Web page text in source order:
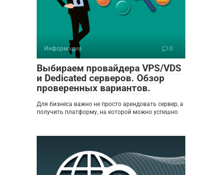
Информация 0
Выбираем провайдера VPS/VDS
и Dedicated серверов. Обзор
проверенных вариантов.
Для бизнеса важно не просто арендовать сервер, а
получить платформу, на которой можно успешно